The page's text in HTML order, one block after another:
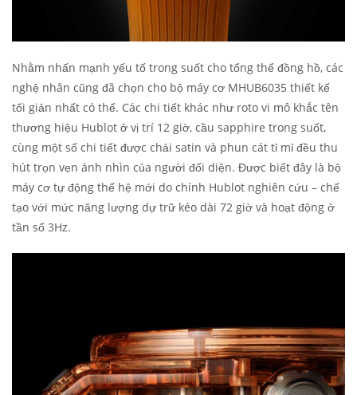
Nhằm nhấn mạnh yếu tố trong suốt cho tổng thể đồng hồ, các
nghệ nhân cũng đã chọn cho bộ máy cơ MHUB6035 thiết kế
tối giản nhất có thể. Các chi tiết khác như roto vi mô khắc tên
thương hiệu Hublot ở vị trí 12 giờ, cầu sapphire trong suốt,
cùng một số chi tiết được chải satin và phun cát tỉ mỉ đều thu
hút trọn vẹn ánh nhìn của người đối diện. Được biết đây là bộ
máy cơ tự động thế hệ mới do chính Hublot nghiên cứu – chế
tạo với mức năng lượng dự trữ kéo dài 72 giờ và hoạt động ở
tần số 3Hz.